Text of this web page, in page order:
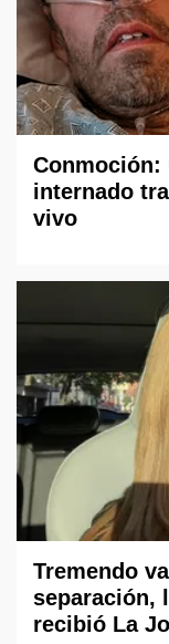
Conmoción:
internado
vivo
Tremendo
separación,
recibió La